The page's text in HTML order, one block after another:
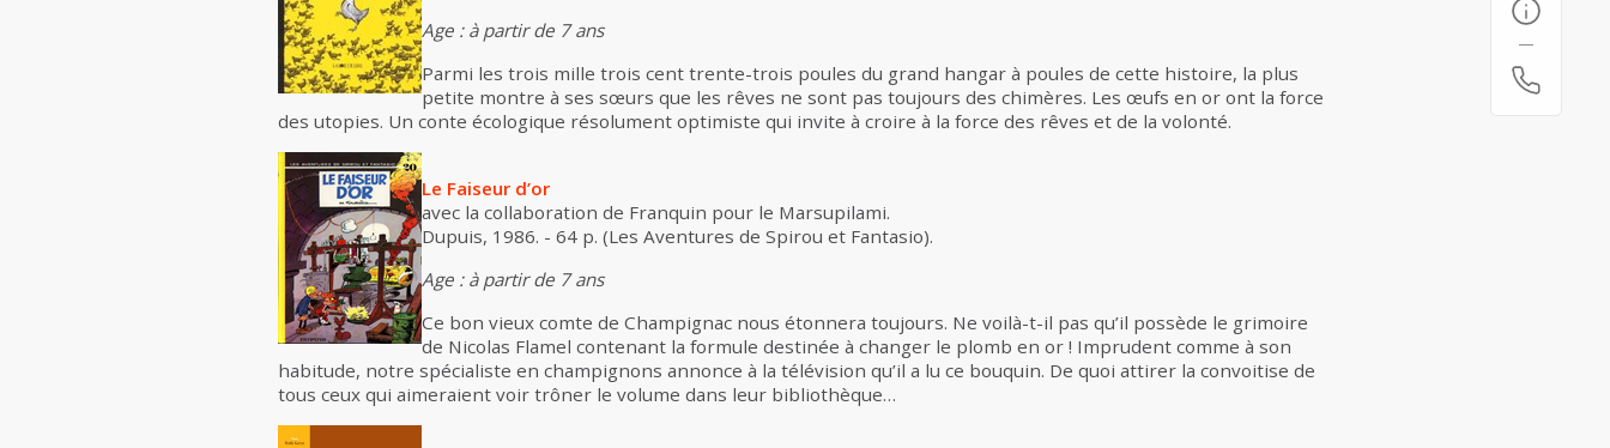
Age : à partir de 7 ans
Parmi les trois mille trois cent trente-trois poules du grand hangar à poules de cette histoire, la plus
petite montre à ses sœurs que les rêves ne sont pas toujours des chimères. Les œufs en or ont la force
des utopies. Un conte écologique résolument optimiste qui invite à croire à la force des rêves et de la volonté.
Le Faiseur d’or
avec la collaboration de Franquin pour le Marsupilami.
Dupuis, 1986. - 64 p. (Les Aventures de Spirou et Fantasio).
Age : à partir de 7 ans
Ce bon vieux comte de Champignac nous étonnera toujours. Ne voilà-t-il pas qu’il possède le grimoire
de Nicolas Flamel contenant la formule destinée à changer le plomb en or ! Imprudent comme à son
habitude, notre spécialiste en champignons annonce à la télévision qu’il a lu ce bouquin. De quoi attirer la convoitise de
tous ceux qui aimeraient voir trôner le volume dans leur bibliothèque…